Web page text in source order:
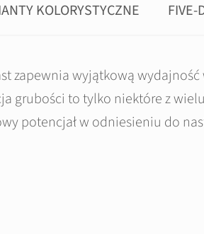
KOLORYSTYCZNE FIVE-
zapewnia wyjątkową
to tylko niektóre z
potencjał w odniesieniu do